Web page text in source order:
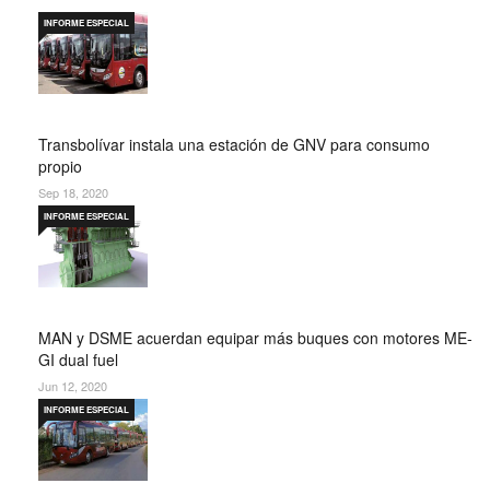
Transbolívar instala una estación de GNV para consumo
propio
INFORME ESPECIAL
Sep 18, 2020
MAN y DSME acuerdan equipar más buques con motores ME-
GI dual fuel
INFORME ESPECIAL
Jun 12, 2020
INFORME ESPECIAL